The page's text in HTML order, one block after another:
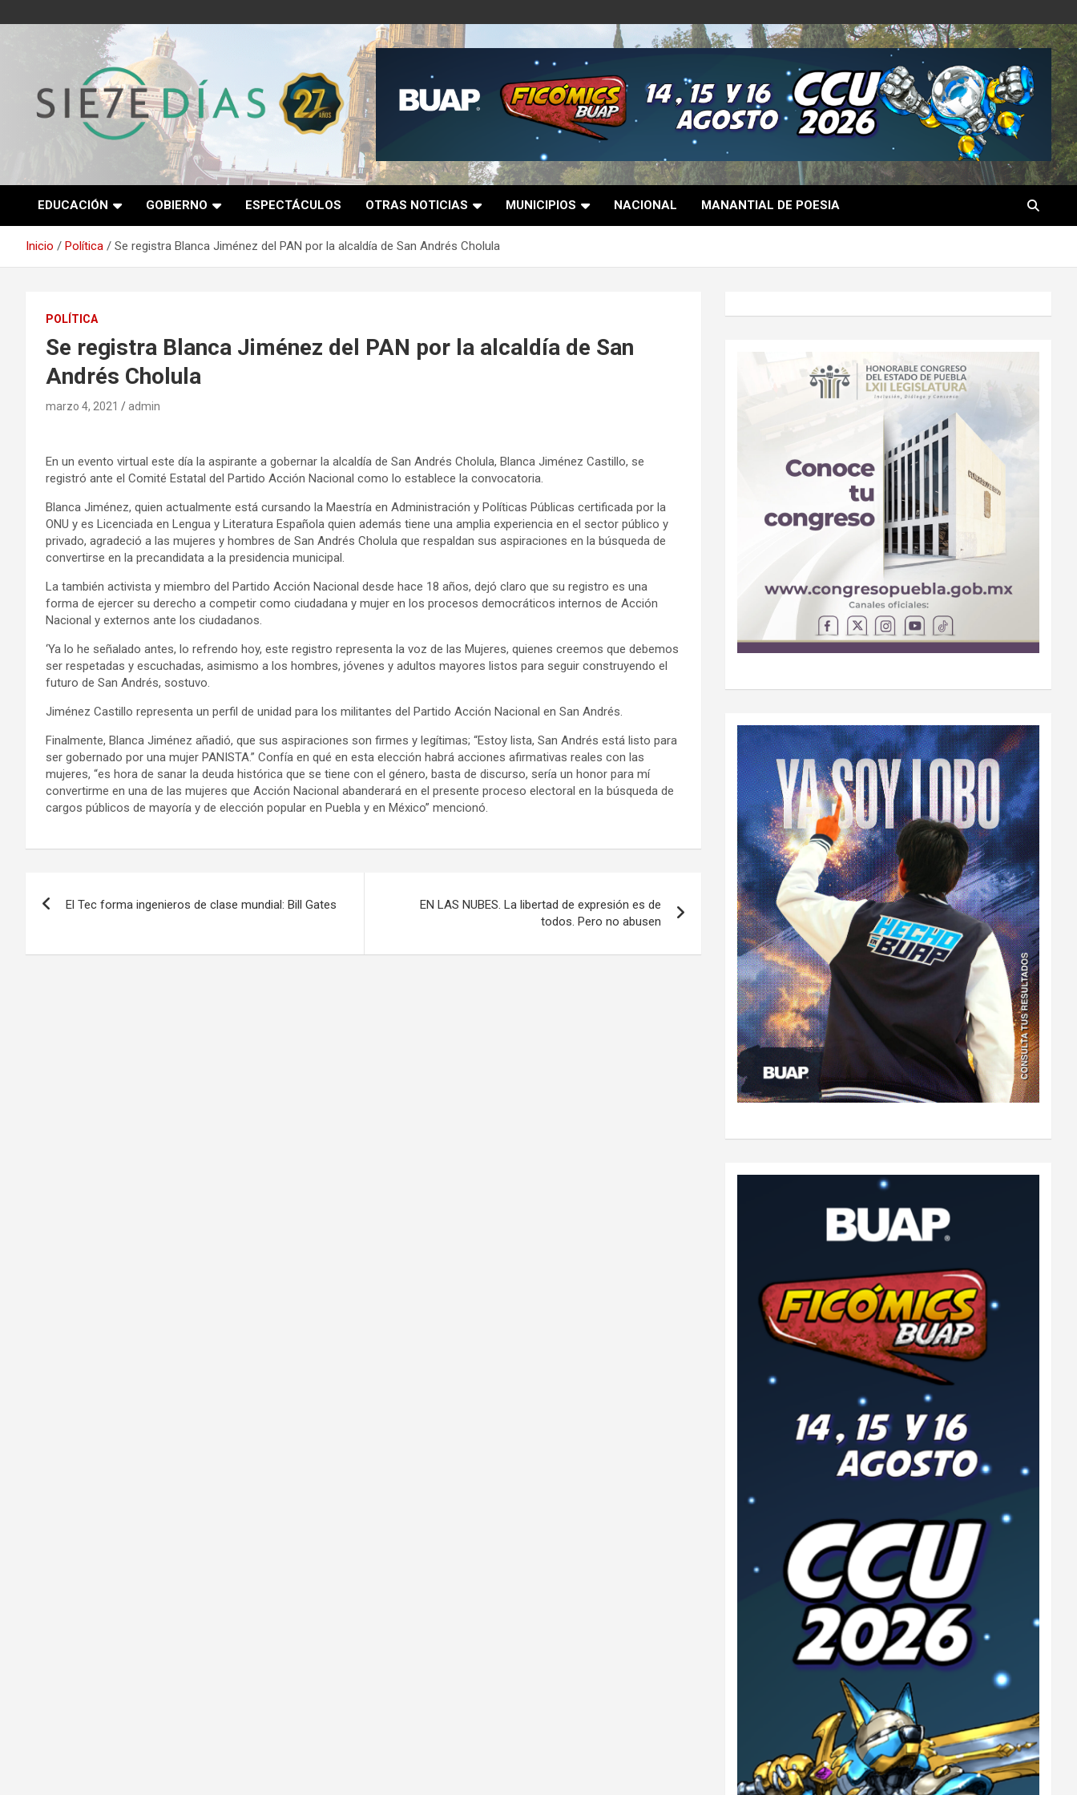
al
Semanario 7 Días
EDUCACIÓN GOBIERNO ESPECTÁCULOS OTRAS NOTICIAS MUNICIPIOS NACIONAL MANANTIAL DE POESIA
Inicio Política Se registra Blanca Jiménez del PAN por la alcaldía de San Andrés Cholula
POLÍTICA
Se registra Blanca Jiménez del PAN por la alcaldía de San
Andrés Cholula
marzo 4, 2021 admin
En un evento virtual este día la aspirante a gobernar la alcaldía de San Andrés Cholula, Blanca Jiménez Castillo, se
registró ante el Comité Estatal del Partido Acción Nacional como lo establece la convocatoria.
Blanca Jiménez, quien actualmente está cursando la Maestría en Administración y Políticas Públicas certificada por la
ONU y es Licenciada en Lengua y Literatura Española quien además tiene una amplia experiencia en el sector público y
privado, agradeció a las mujeres y hombres de San Andrés Cholula que respaldan sus aspiraciones en la búsqueda de
convertirse en la precandidata a la presidencia municipal.
La también activista y miembro del Partido Acción Nacional desde hace 18 años, dejó claro que su registro es una
forma de ejercer su derecho a competir como ciudadana y mujer en los procesos democráticos internos de Acción
Nacional y externos ante los ciudadanos.
‘Ya lo he señalado antes, lo refrendo hoy, este registro representa la voz de las Mujeres, quienes creemos que debemos
ser respetadas y escuchadas, asimismo a los hombres, jóvenes y adultos mayores listos para seguir construyendo el
futuro de San Andrés, sostuvo.
Jiménez Castillo representa un perfil de unidad para los militantes del Partido Acción Nacional en San Andrés.
Finalmente, Blanca Jiménez añadió, que sus aspiraciones son firmes y legítimas; “Estoy lista, San Andrés está listo para
ser gobernado por una mujer PANISTA.” Confía en qué en esta elección habrá acciones afirmativas reales con las
mujeres, “es hora de sanar la deuda histórica que se tiene con el género, basta de discurso, sería un honor para mí
convertirme en una de las mujeres que Acción Nacional abanderará en el presente proceso electoral en la búsqueda de
cargos públicos de mayoría y de elección popular en Puebla y en México” mencionó.
entradas
El Tec forma ingenieros de clase mundial: Bill Gates
EN LAS NUBES. La libertad de expresión es de
todos. Pero no abusen